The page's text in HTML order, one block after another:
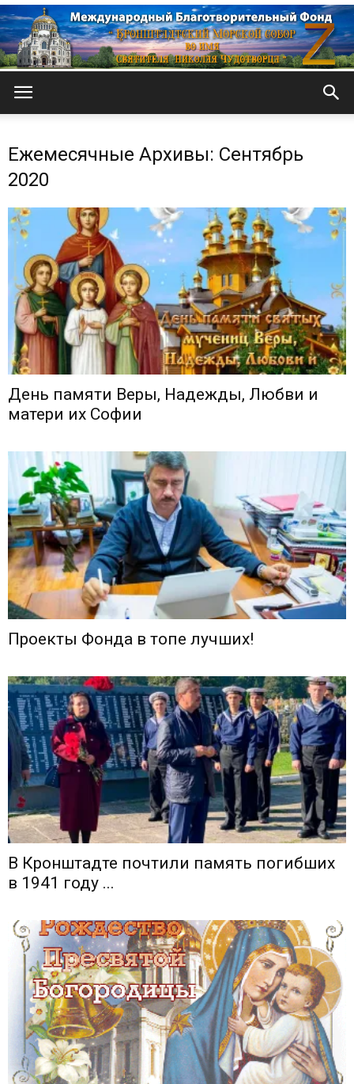
собор
Ежемесячные Архивы: Сентябрь
2020
День памяти Веры, Надежды, Любви и
матери их Софии
Проекты Фонда в топе лучших!
В Кронштадте почтили память погибших
в 1941 году ...